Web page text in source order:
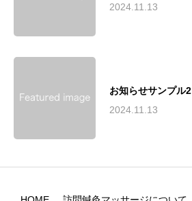
2024.11.13
お知らせサンプル2
2024.11.13